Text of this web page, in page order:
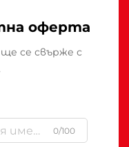
оферта
се свърже с
0/100